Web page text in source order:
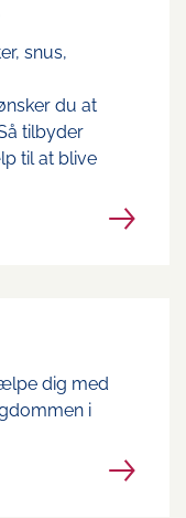
snus,
du at
tilbyder
til at blive
dig med
i